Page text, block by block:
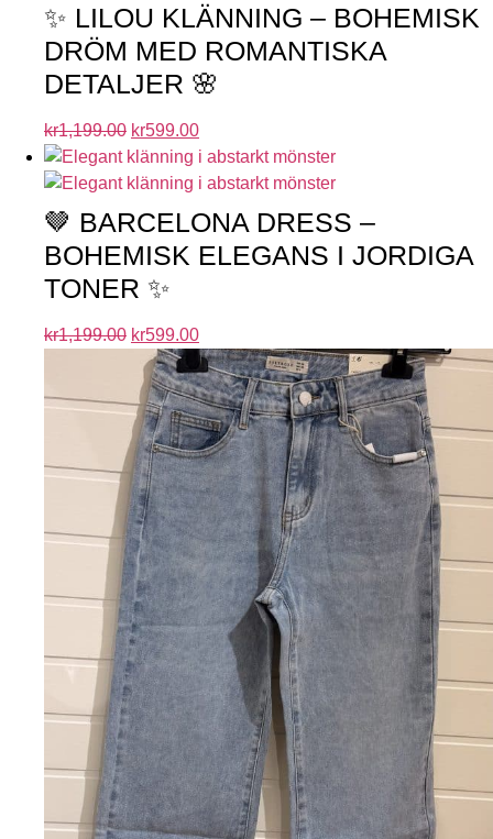
✨ LILOU KLÄNNING – BOHEMISK
DRÖM MED ROMANTISKA
DETALJER 🌸
kr1,199.00 kr599.00
🤎 BARCELONA DRESS –
BOHEMISK ELEGANS I JORDIGA
TONER ✨
kr1,199.00 kr599.00